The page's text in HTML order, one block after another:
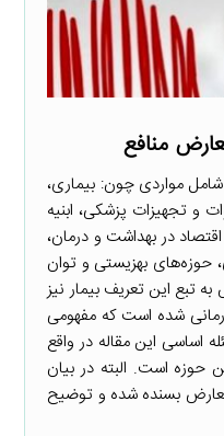
منافع
مواردی چون: بیماری،
و تجهیزات پزشکی، ابنیه
در بهداشت و درمان،
حوزه‌های بهزیستی و توان
تبع این تعریف بیمار نیز
شده است که مفهومی
این مقاله در واقع
حوزه است. البته در بیان
بسنده شده و توضیح